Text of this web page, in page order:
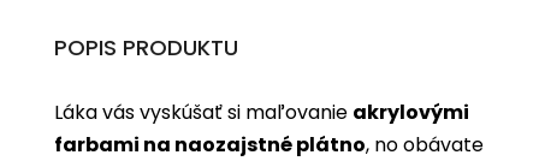
POPIS PRODUKTU
Láka vás vyskúšať si maľovanie akrylovými
farbami na naozajstné plátno, no obávate